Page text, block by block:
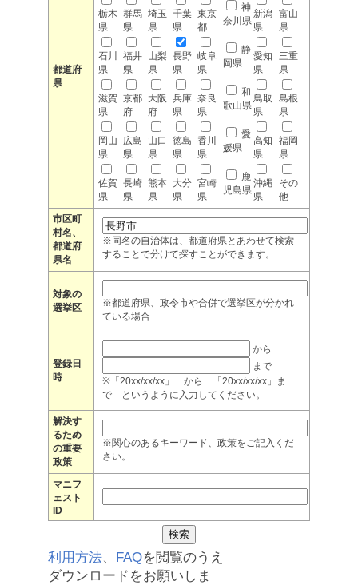
都道府
県
栃木
県
群馬
県
埼玉
県
千葉
県
東京
都
神
奈川県
新潟
県
富山
県
石川
県
福井
県
山梨
県
長野
県
岐阜
県
静
岡県
愛知
県
三重
県
滋賀
県
京都
府
大阪
府
兵庫
県
奈良
県
和
歌山県
鳥取
県
島根
県
岡山
県
広島
県
山口
県
徳島
県
香川
県
愛
媛県
高知
県
福岡
県
佐賀
県
長崎
県
熊本
県
大分
県
宮崎
県
鹿
児島県
沖縄
県
その
他
市区町
村名、
都道府
県名
※同名の自治体は、都道府県とあわせて検索
することで分けて探すことができます。
対象の
選挙区
※都道府県、政令市や合併で選挙区が分かれ
ている場合
登録日
時
から
まで
※「20xx/xx/xx」 から 「20xx/xx/xx」ま
で というように入力してください。
解決す
るため
の重要
政策
※関心のあるキーワード、政策をご記入くだ
さい。
マニフ
ェスト
ID
利用方法、 FAQを閲覧のうえ
ダウンロードをお願いしま